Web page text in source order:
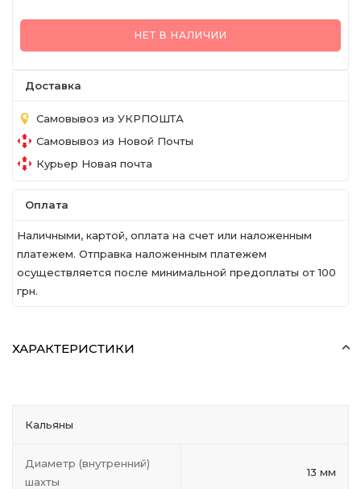
НЕТ В НАЛИЧИИ
Доставка
Самовывоз из УКРПОШТА
Самовывоз из Новой Почты
Курьер Новая почта
Оплата
Наличными, картой, оплата на счет или наложенным
платежем. Отправка наложенным платежем
осуществляется после минимальной предоплаты от 100
грн.
ХАРАКТЕРИСТИКИ
Кальяны
Диаметр (внутренний)
шахты
13 мм